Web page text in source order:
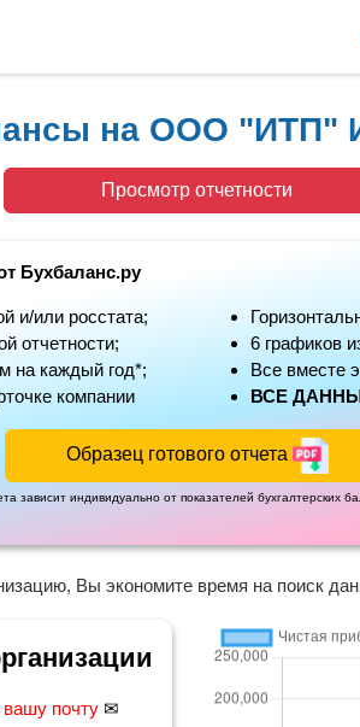
на ООО "ИТП"
Просмотр отчетности
Бухбаланс.ру
и/или росстата;
отчетности;
на каждый год*;
компании
6 графиков
Все вместе
ВСЕ
Образец готового отчета
зависит индивидуально от показателей бухгалтерских
Вы экономите время на поиск
вашу почту ✉